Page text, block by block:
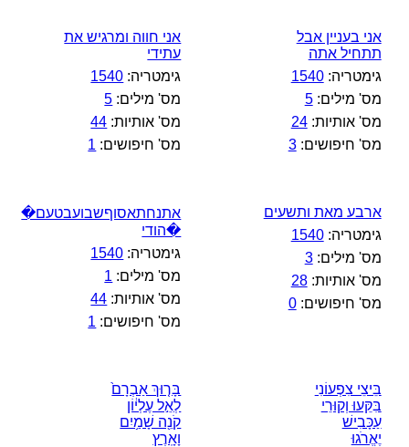
אני בעניין אבל
תתחיל אתה
גימטריה:1540
מס' מילים:5
מס' אותיות:24
מס' חיפושים:3
אני חווה ומרגיש את
עתידי
גימטריה: 1540
מס' מילים: 5
מס' אותיות: 44
מס' חיפושים: 1
ארבע מאת ותשעים
גימטריה:1540
מס' מילים:3
מס' אותיות:28
מס' חיפושים:0
אתנחתאסוףשבועבטעם�
�הודי
גימטריה: 1540
מס' מילים: 1
מס' אותיות: 44
מס' חיפושים: 1
בֵּיצֵי צִפְעוֹנִי
בִּקֵּעוּ וְקוּרֵי
עַכָּבִישׁ
יֶאֱרֹגוּ
בָּר֤וּךְ אַבְרָם֙
לְאֵ֣ל עֶלְי֔וֹן
קֹנֵ֖ה שָׁמַ֥יִם
וָאָֽרֶץ